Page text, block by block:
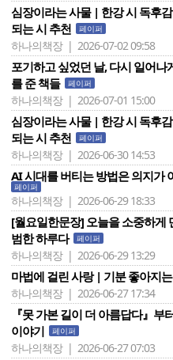
심장이라는 사물 | 한강 시 독후
되는 시 추천
페이퍼
하나의책장 | 2026-07-02 09:58
포기하고 싶었던 날, 다시 일어
를 준 책들
페이퍼
하나의책장 | 2026-07-01 15:00
심장이라는 사물 | 한강 시 독후
되는 시 추천
페이퍼
하나의책장 | 2026-06-30 14:53
AI 시대를 버티는 방법은 의지가
페이퍼
하나의책장 | 2026-06-29 18:33
[월요일한문장] 오늘을 소중하게
범한 하루다 페이퍼
하나의책장 | 2026-06-29 13:29
마법에 걸린 사랑 | 기분 좋아지
하나의책장 | 2026-06-27 17:34
『못 가본 길이 더 아름답다』부
이야기
페이퍼
하나의책장 | 2026-06-27 07:03